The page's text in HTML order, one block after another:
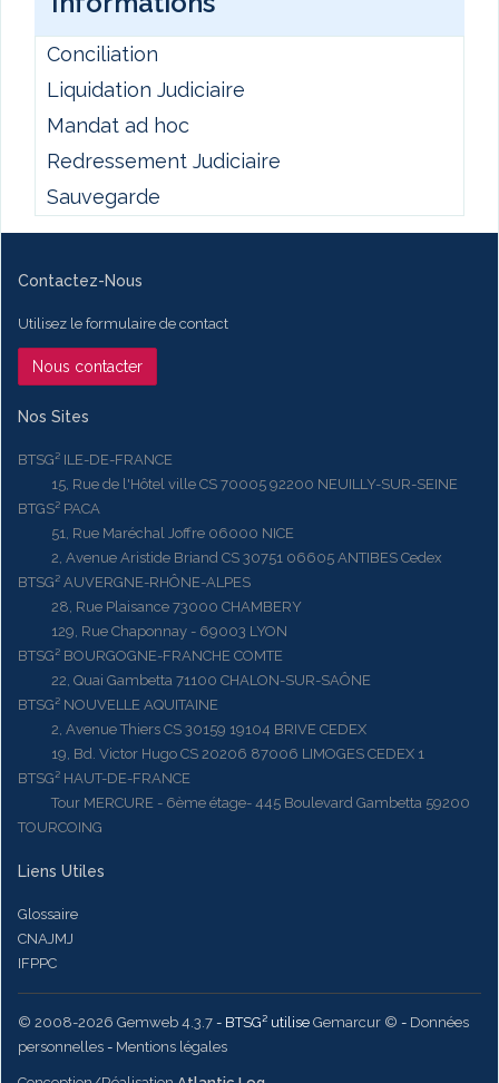
Conciliation
Liquidation Judiciaire
Mandat ad hoc
Redressement Judiciaire
Sauvegarde
Contactez-Nous
Utilisez le formulaire de contact
Nous contacter
Nos Sites
BTSG² ILE-DE-FRANCE
15, Rue de l'Hôtel ville CS 70005 92200 NEUILLY-SUR-SEINE
BTGS² PACA
51, Rue Maréchal Joffre 06000 NICE
2, Avenue Aristide Briand CS 30751 06605 ANTIBES Cedex
BTSG² AUVERGNE-RHÔNE-ALPES
28, Rue Plaisance 73000 CHAMBERY
129, Rue Chaponnay - 69003 LYON
BTSG² BOURGOGNE-FRANCHE COMTE
22, Quai Gambetta 71100 CHALON-SUR-SAÔNE
BTSG² NOUVELLE AQUITAINE
2, Avenue Thiers CS 30159 19104 BRIVE CEDEX
19, Bd. Victor Hugo CS 20206 87006 LIMOGES CEDEX 1
BTSG² HAUT-DE-FRANCE
Tour MERCURE - 6ème étage- 445 Boulevard Gambetta 59200
TOURCOING
Liens Utiles
Glossaire
CNAJMJ
IFPPC
© 2008-2026 Gemweb 4.3.7 - BTSG² utilise Gemarcur © - Données
personnelles - Mentions légales